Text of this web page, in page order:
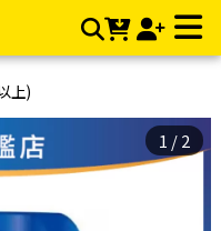
罐 | 富康活力藥局購物商
上)
1 /2